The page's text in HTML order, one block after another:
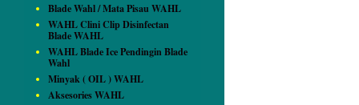
Blade Wahl / Mata Pisau WAHL
WAHL Clini Clip Disinfectan
Blade WAHL
WAHL Blade Ice Pendingin Blade
Wahl
Minyak ( OIL ) WAHL
Aksesories WAHL